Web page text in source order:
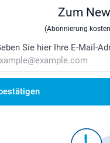
Zum
(Abonnierung
Sie hier Ihre E-Mail-